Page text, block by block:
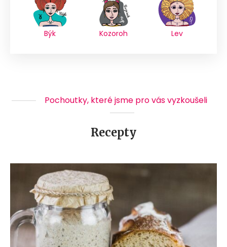
Býk Kozoroh Lev
Pochoutky, které jsme pro vás vyzkoušeli
Recepty